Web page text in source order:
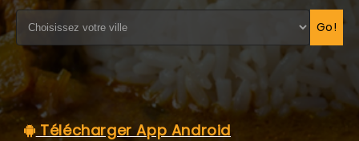
VOS AVIS
MENTIONS LÉGALES
C.G.V
Go!
Télécharger App Android